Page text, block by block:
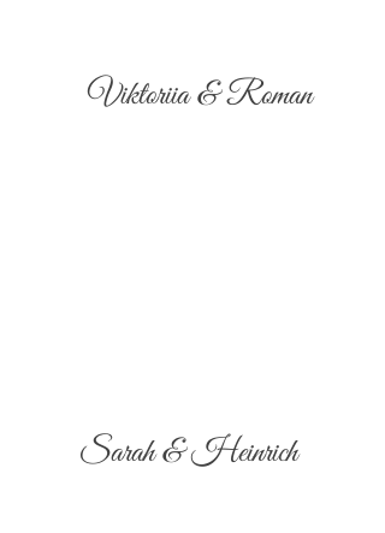
Viktoriia & Roman
Sarah & Heinrich